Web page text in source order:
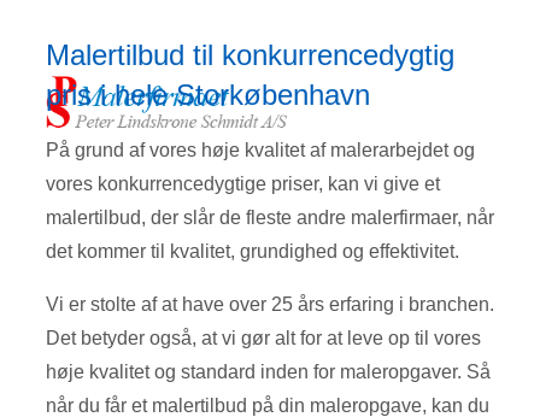
Malertilbud til konkurrencedygtig
pris i hele Storkøbenhavn
På grund af vores høje kvalitet af malerarbejdet og
vores konkurrencedygtige priser, kan vi give et
malertilbud, der slår de fleste andre malerfirmaer, når
det kommer til kvalitet, grundighed og effektivitet.
Vi er stolte af at have over 25 års erfaring i branchen.
Det betyder også, at vi gør alt for at leve op til vores
høje kvalitet og standard inden for maleropgaver. Så
når du får et malertilbud på din maleropgave, kan du